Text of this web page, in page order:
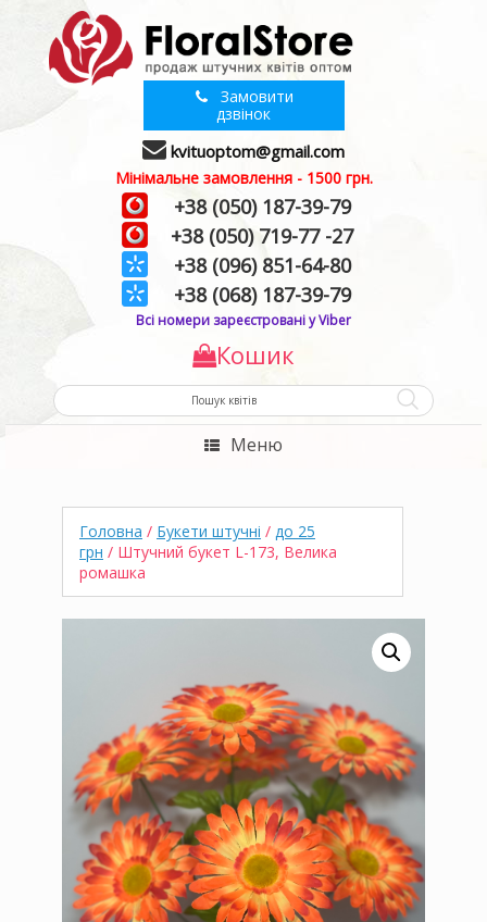
Замовити
дзвінок
kvituoptom@gmail.com
Мінімальне замовлення - 1500 грн.
+38 (050) 187-39-79
+38 (050) 719-77 -27
+38 (096) 851-64-80
+38 (068) 187-39-79
Всі номери зареєстровані у Viber
Кошик
Меню
Головна / Букети штучні / до 25
грн / Штучний букет L-173, Велика
ромашка